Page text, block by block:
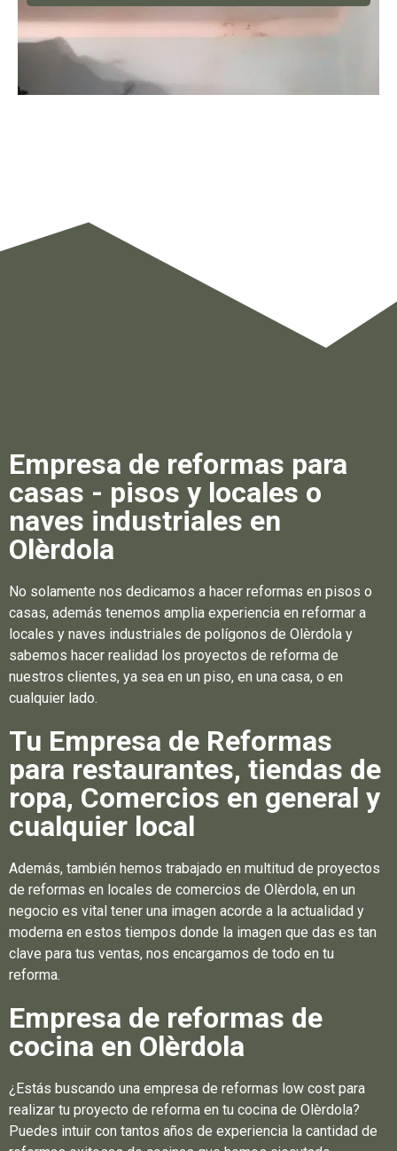
Empresa de reformas para
casas - pisos y locales o
naves industriales en
Olèrdola
No solamente nos dedicamos a hacer reformas en pisos o
casas, además tenemos amplia experiencia en reformar a
locales y naves industriales de polígonos de Olèrdola y
sabemos hacer realidad los proyectos de reforma de
nuestros clientes, ya sea en un piso, en una casa, o en
cualquier lado.
Tu Empresa de Reformas
para restaurantes, tiendas de
ropa, Comercios en general y
cualquier local
Además, también hemos trabajado en multitud de proyectos
de reformas en locales de comercios de Olèrdola, en un
negocio es vital tener una imagen acorde a la actualidad y
moderna en estos tiempos donde la imagen que das es tan
clave para tus ventas, nos encargamos de todo en tu
reforma.
Empresa de reformas de
cocina en Olèrdola
¿Estás buscando una empresa de reformas low cost para
realizar tu proyecto de reforma en tu cocina de Olèrdola?
Puedes intuir con tantos años de experiencia la cantidad de